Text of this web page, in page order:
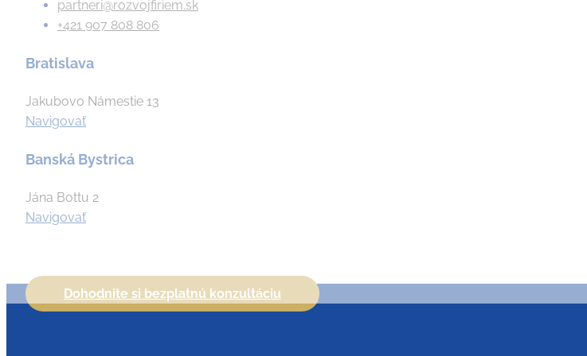
partneri@rozvojfiriem.sk
+421 907 808 806
Bratislava
Jakubovo Námestie 13
Navigovať
Banská Bystrica
Jána Bottu 2
Navigovať
Dohodnite si bezplatnú konzultáciu